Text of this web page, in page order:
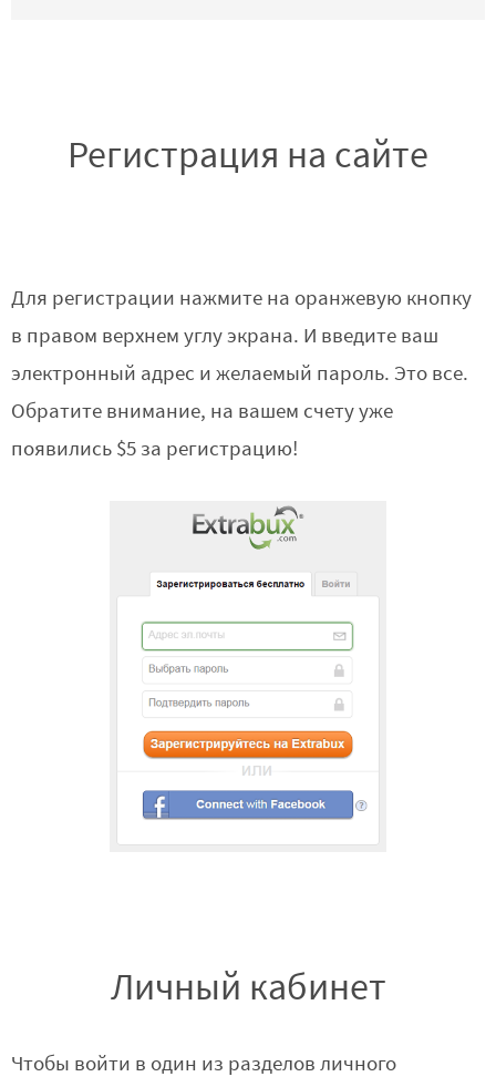
Регистрация на сайте
Для регистрации нажмите на оранжевую кнопку
в правом верхнем углу экрана. И введите ваш
электронный адрес и желаемый пароль. Это все.
Обратите внимание, на вашем счету уже
появились $5 за регистрацию!
Личный кабинет
Чтобы войти в один из разделов личного